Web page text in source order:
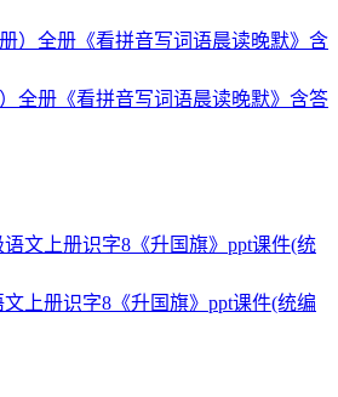
全册《看拼音写词语晨读晚默》含答
文上册识字8《升国旗》ppt课件(统编